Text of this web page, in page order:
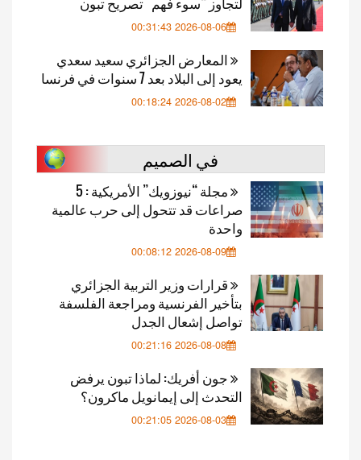
2026-08-06 00:31:43
المعارض الجزائري سعيد سعدي
يعود إلى البلاد بعد 7 سنوات في فرنسا
2026-08-02 00:18:24
في الصميم
مجلة “نيوزويك” الأمريكية : 5
صراعات قد تتحول إلى حرب عالمية
واحدة
2026-08-09 00:08:12
قرارات وزير التربية الجزائري
بتأخير الفرنسية ومراجعة الفلسفة
تواصل إشعال الجدل
2026-08-08 00:21:16
جون أفريك: لماذا تبون يرفض
التحدث إلى إيمانويل ماكرون؟
2026-08-03 00:21:05